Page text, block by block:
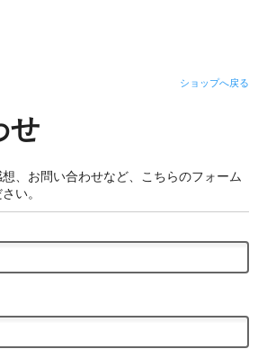
ショップへ戻る
せ
、お問い合わせなど、こちらのフォーム
い。